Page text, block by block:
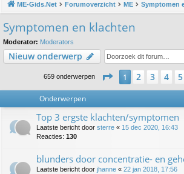
lle
lin
ks
u
ME-Gids.Net Forumoverzicht ME Symptomen
Symptomen en klachten
Moderator: Moderators
Nieuw onderwerp
659 onderwerpen Pagina van14
1 2 3 4 5
Onderwerpen
Top 3 ergste klachten/symptomen
Laatste bericht door sterre « 15 dec 2020, 16:43
Reacties: 130
blunders door concentratie- en
Laatste bericht door jhanne « 22 jan 2018, 17:56